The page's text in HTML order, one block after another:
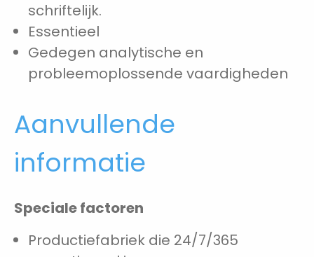
schriftelijk.
Essentieel
Gedegen analytische en
probleemoplossende vaardigheden
Aanvullende
informatie
Speciale factoren
Productiefabriek die 24/7/365